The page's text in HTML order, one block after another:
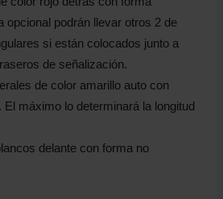
opcional podrán llevar otros 2 de
si están colocados junto a
de señalización.
de color amarillo auto con
El máximo lo determinará la longitud
delante con forma no